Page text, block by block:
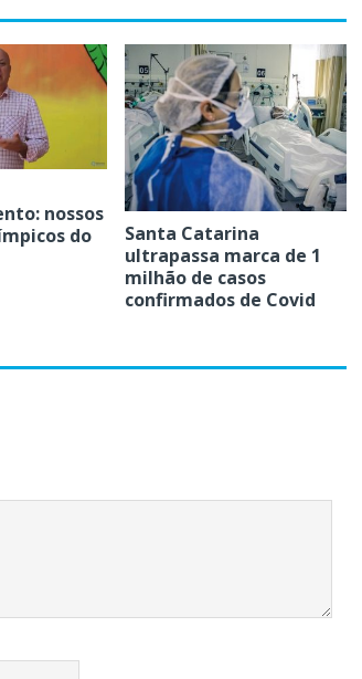
nossos
do
Santa Catarina
ultrapassa marca de 1
milhão de casos
confirmados de Covid